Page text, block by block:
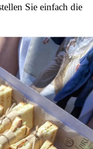
Sie einfach die